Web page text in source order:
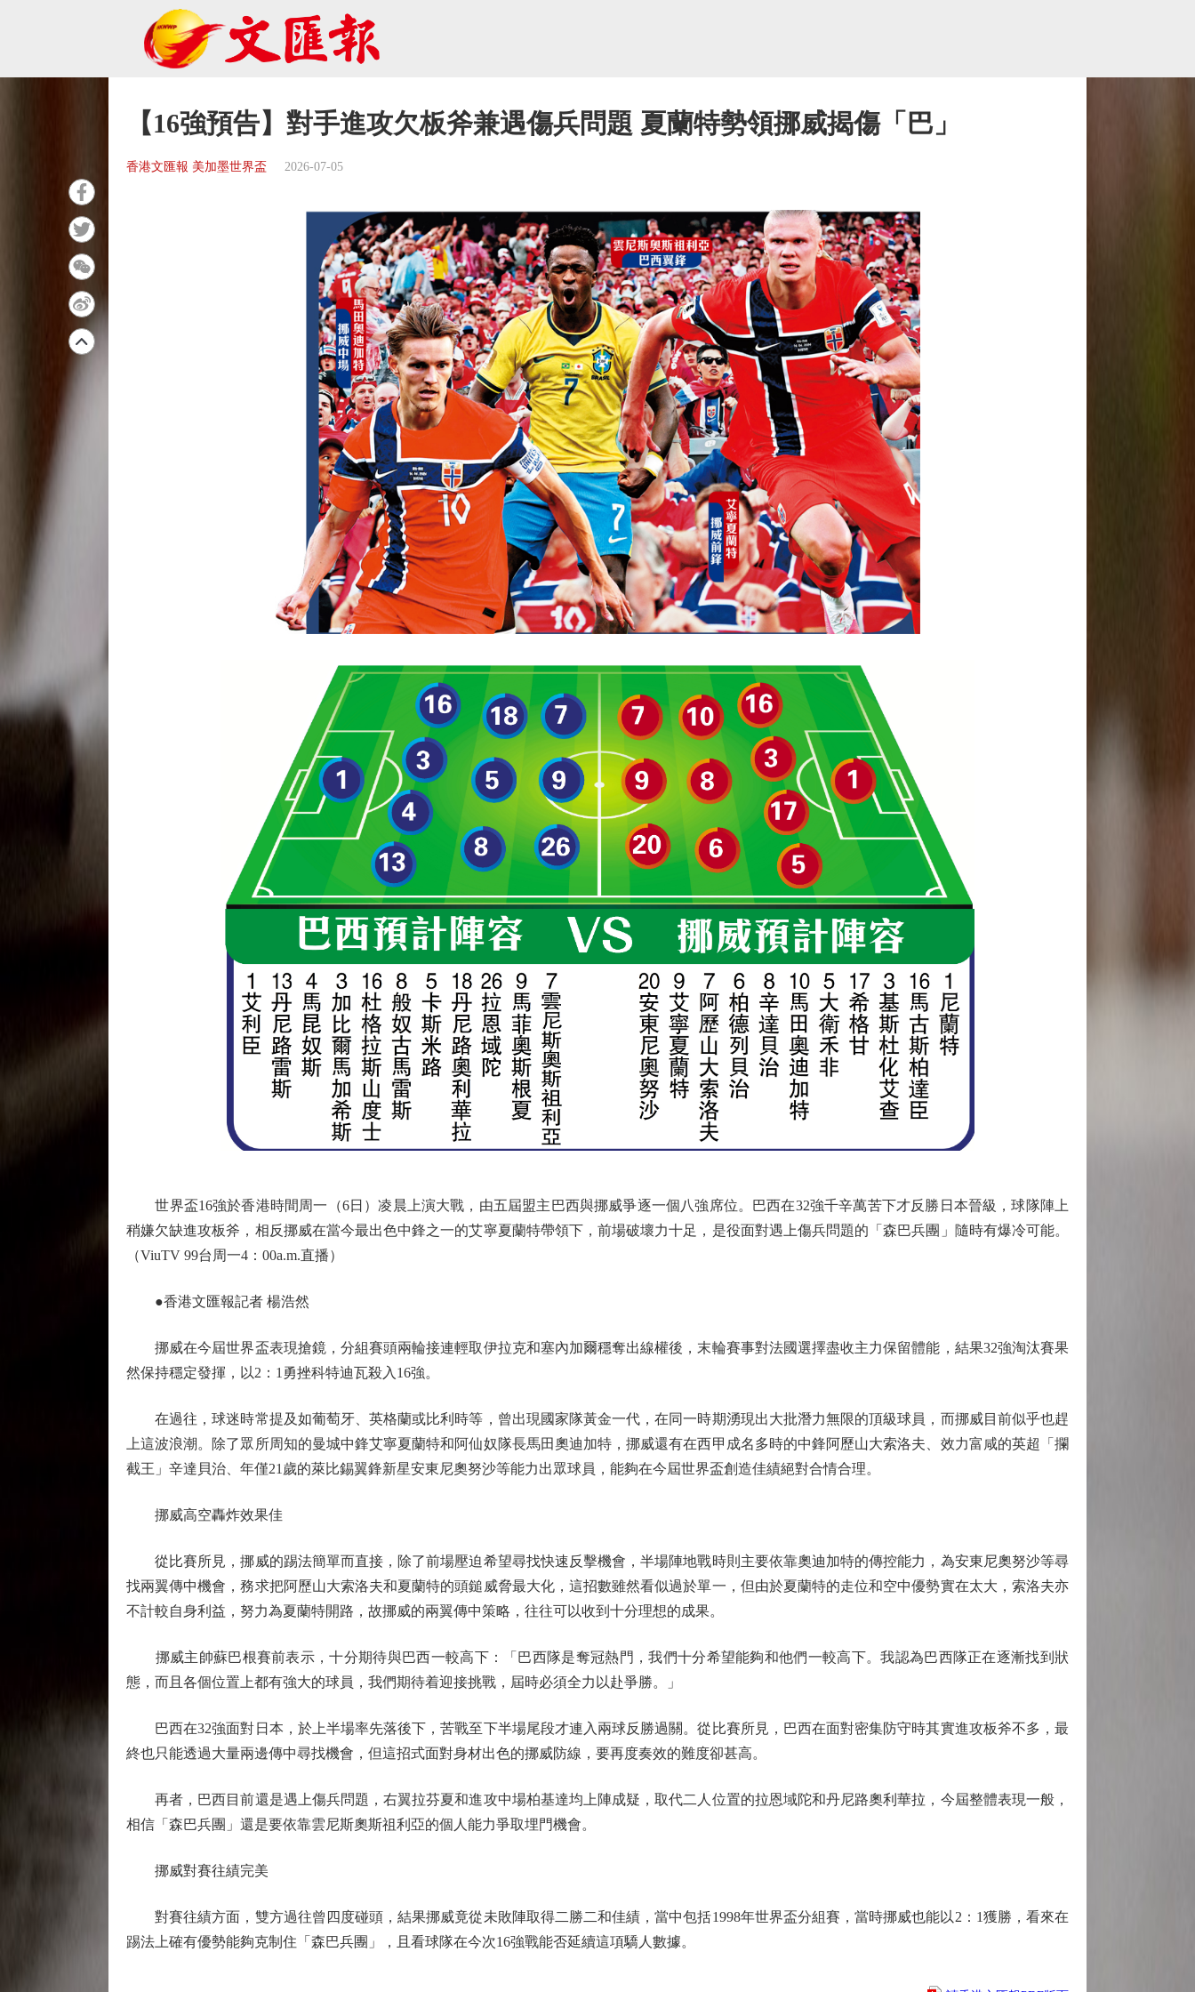
【16強預告】對手進攻欠板斧兼遇傷兵問題 夏蘭特勢領挪威揭傷「巴」
香港文匯報 美加墨世界盃 2026-07-05
世界盃16強於香港時間周一（6日）凌晨上演大戰，由五屆盟主巴西與挪威爭逐一個八強席位。巴西在32強千辛萬苦下才反勝日本晉級，球隊陣上
稍嫌欠缺進攻板斧，相反挪威在當今最出色中鋒之一的艾寧夏蘭特帶領下，前場破壞力十足，是役面對遇上傷兵問題的「森巴兵團」隨時有爆冷可能。
（ViuTV 99台周一4：00a.m.直播）
●香港文匯報記者 楊浩然
挪威在今屆世界盃表現搶鏡，分組賽頭兩輪接連輕取伊拉克和塞內加爾穩奪出線權後，末輪賽事對法國選擇盡收主力保留體能，結果32強淘汰賽果
然保持穩定發揮，以2：1勇挫科特迪瓦殺入16強。
在過往，球迷時常提及如葡萄牙、英格蘭或比利時等，曾出現國家隊黃金一代，在同一時期湧現出大批潛力無限的頂級球員，而挪威目前似乎也趕
上這波浪潮。除了眾所周知的曼城中鋒艾寧夏蘭特和阿仙奴隊長馬田奧迪加特，挪威還有在西甲成名多時的中鋒阿歷山大索洛夫、效力富咸的英超「攔
截王」辛達貝治、年僅21歲的萊比錫翼鋒新星安東尼奧努沙等能力出眾球員，能夠在今屆世界盃創造佳績絕對合情合理。
挪威高空轟炸效果佳
從比賽所見，挪威的踢法簡單而直接，除了前場壓迫希望尋找快速反擊機會，半場陣地戰時則主要依靠奧迪加特的傳控能力，為安東尼奧努沙等尋
找兩翼傳中機會，務求把阿歷山大索洛夫和夏蘭特的頭鎚威脅最大化，這招數雖然看似過於單一，但由於夏蘭特的走位和空中優勢實在太大，索洛夫亦
不計較自身利益，努力為夏蘭特開路，故挪威的兩翼傳中策略，往往可以收到十分理想的成果。
挪威主帥蘇巴根賽前表示，十分期待與巴西一較高下：「巴西隊是奪冠熱門，我們十分希望能夠和他們一較高下。我認為巴西隊正在逐漸找到狀
態，而且各個位置上都有強大的球員，我們期待着迎接挑戰，屆時必須全力以赴爭勝。」
巴西在32強面對日本，於上半場率先落後下，苦戰至下半場尾段才連入兩球反勝過關。從比賽所見，巴西在面對密集防守時其實進攻板斧不多，最
終也只能透過大量兩邊傳中尋找機會，但這招式面對身材出色的挪威防線，要再度奏效的難度卻甚高。
再者，巴西目前還是遇上傷兵問題，右翼拉芬夏和進攻中場柏基達均上陣成疑，取代二人位置的拉恩域陀和丹尼路奧利華拉，今屆整體表現一般，
相信「森巴兵團」還是要依靠雲尼斯奧斯祖利亞的個人能力爭取埋門機會。
挪威對賽往績完美
對賽往績方面，雙方過往曾四度碰頭，結果挪威竟從未敗陣取得二勝二和佳績，當中包括1998年世界盃分組賽，當時挪威也能以2：1獲勝，看來在
踢法上確有優勢能夠克制住「森巴兵團」，且看球隊在今次16強戰能否延續這項驕人數據。